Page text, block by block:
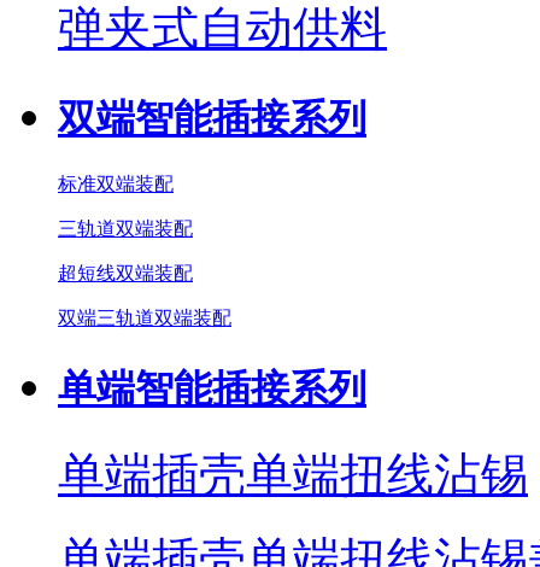
弹夹式自动供料
双端智能插接系列
标准双端装配
三轨道双端装配
超短线双端装配
双端三轨道双端装配
单端智能插接系列
单端插壳单端扭线沾锡